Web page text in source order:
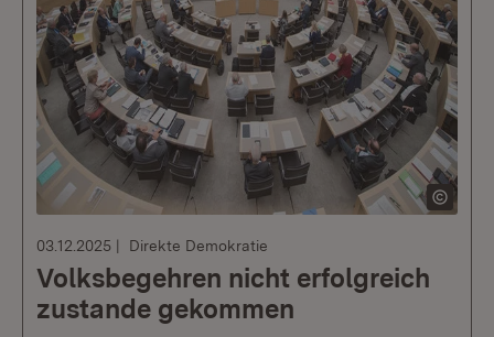
03.12.2025 Direkte Demokratie
Volksbegehren nicht erfolgreich
zustande gekommen